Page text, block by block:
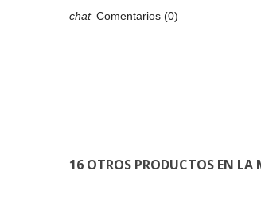
Comentarios (0)
16 OTROS PRODUCTOS EN LA